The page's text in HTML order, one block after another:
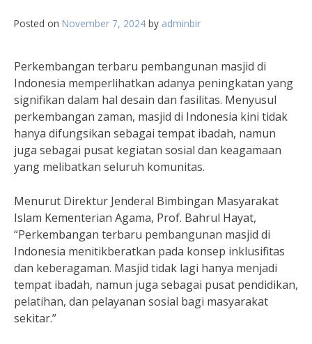
Posted on November 7, 2024 by adminbir
Perkembangan terbaru pembangunan masjid di
Indonesia memperlihatkan adanya peningkatan yang
signifikan dalam hal desain dan fasilitas. Menyusul
perkembangan zaman, masjid di Indonesia kini tidak
hanya difungsikan sebagai tempat ibadah, namun
juga sebagai pusat kegiatan sosial dan keagamaan
yang melibatkan seluruh komunitas.
Menurut Direktur Jenderal Bimbingan Masyarakat
Islam Kementerian Agama, Prof. Bahrul Hayat,
“Perkembangan terbaru pembangunan masjid di
Indonesia menitikberatkan pada konsep inklusifitas
dan keberagaman. Masjid tidak lagi hanya menjadi
tempat ibadah, namun juga sebagai pusat pendidikan,
pelatihan, dan pelayanan sosial bagi masyarakat
sekitar.”